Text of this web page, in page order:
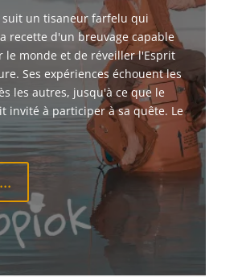
suit un tisaneur farfelu qui
recette d'un breuvage capable
le monde et de réveiller l'Esprit
Ses expériences échouent les
les autres, jusqu'à ce que le
invité à participer à sa quête. Le